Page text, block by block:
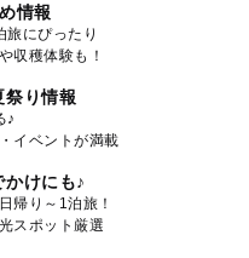
情報
旅にぴったり
収穫体験も！
祭り情報
♪
イベントが満載
けにも♪
帰り～1泊旅！
スポット厳選